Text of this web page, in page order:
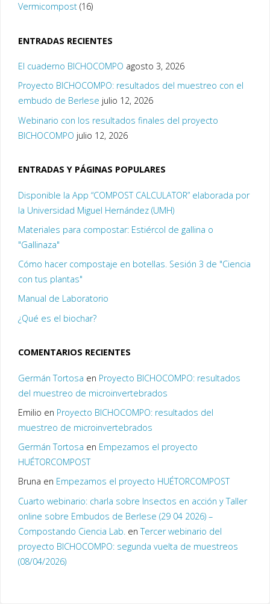
Vermicompost(16)
ENTRADAS RECIENTES
El cuaderno BICHOCOMPO agosto 3, 2026
Proyecto BICHOCOMPO: resultados del muestreo con el
embudo de Berlese julio 12, 2026
Webinario con los resultados finales del proyecto
BICHOCOMPO julio 12, 2026
ENTRADAS Y PÁGINAS POPULARES
Disponible la App “COMPOST CALCULATOR” elaborada por
la Universidad Miguel Hernández (UMH)
Materiales para compostar: Estiércol de gallina o
"Gallinaza"
Cómo hacer compostaje en botellas. Sesión 3 de "Ciencia
con tus plantas"
Manual de Laboratorio
¿Qué es el biochar?
COMENTARIOS RECIENTES
Germán Tortosa en Proyecto BICHOCOMPO: resultados
del muestreo de microinvertebrados
Emilio en Proyecto BICHOCOMPO: resultados del
muestreo de microinvertebrados
Germán Tortosa en Empezamos el proyecto
HUÉTORCOMPOST
Bruna en Empezamos el proyecto HUÉTORCOMPOST
Cuarto webinario: charla sobre Insectos en acción y Taller
online sobre Embudos de Berlese (29 04 2026) –
Compostando Ciencia Lab. enTercer webinario del
proyecto BICHOCOMPO: segunda vuelta de muestreos
(08/04/2026)